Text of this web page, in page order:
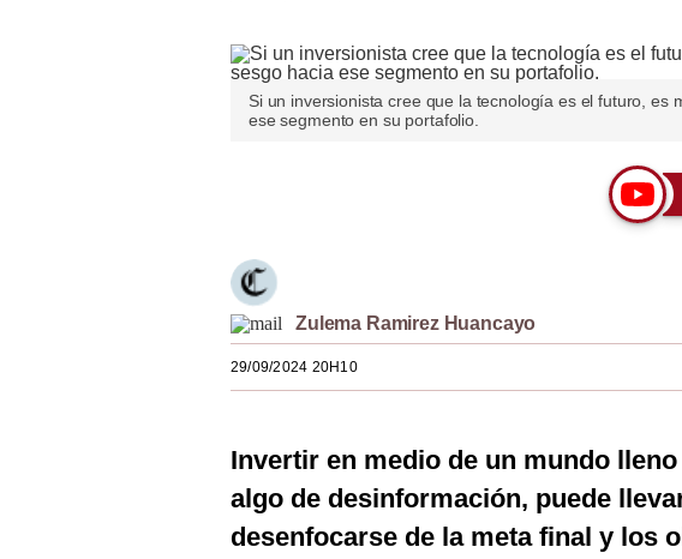
Si un inversionista cree que la tecnología es el futuro, es
ese segmento en su portafolio.
Zulema Ramirez Huancayo
29/09/2024 20H10
Invertir en medio de un mundo
algo de desinformación, puede
desenfocarse de la meta final y los